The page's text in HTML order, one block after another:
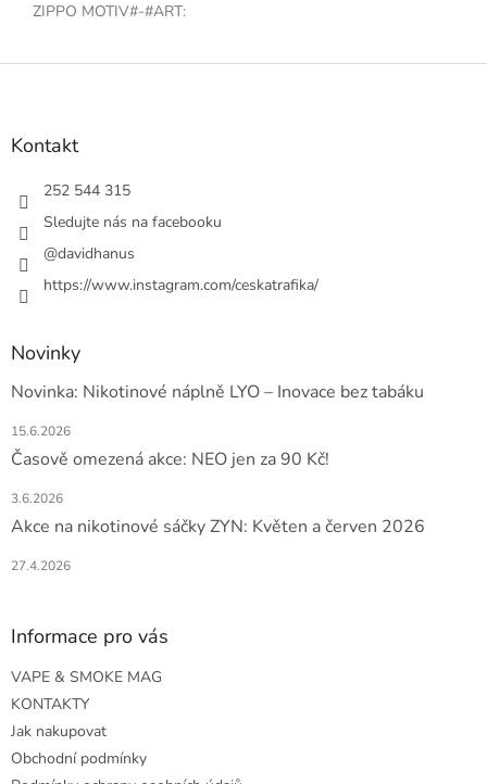
ZIPPO MOTIV#-#ART:
Z
Kontakt
252 544 315
Sledujte nás na facebooku
@davidhanus
https://www.instagram.com/ceskatrafika/
Novinky
Novinka: Nikotinové náplně LYO – Inovace bez tabáku
15.6.2026
Časově omezená akce: NEO jen za 90 Kč!
3.6.2026
Akce na nikotinové sáčky ZYN: Květen a červen 2026
27.4.2026
Informace pro vás
VAPE & SMOKE MAG
KONTAKTY
Jak nakupovat
Obchodní podmínky